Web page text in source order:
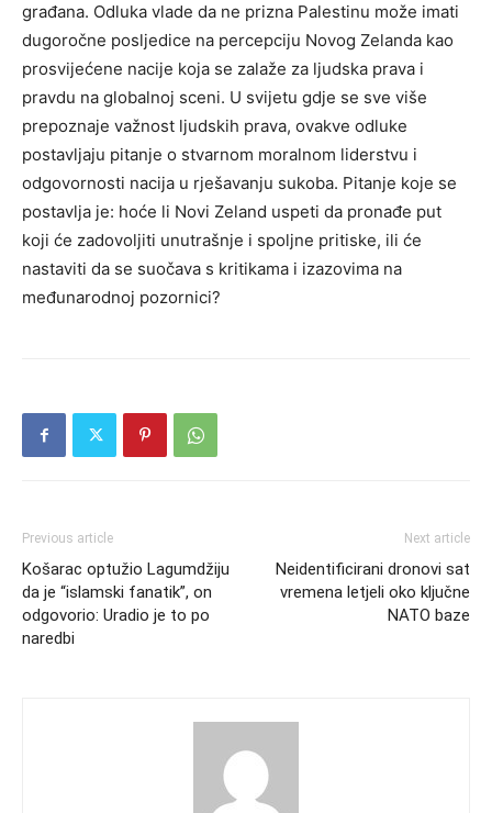
građana. Odluka vlade da ne prizna Palestinu može imati
dugoročne posljedice na percepciju Novog Zelanda kao
prosvijećene nacije koja se zalaže za ljudska prava i
pravdu na globalnoj sceni. U svijetu gdje se sve više
prepoznaje važnost ljudskih prava, ovakve odluke
postavljaju pitanje o stvarnom moralnom liderstvu i
odgovornosti nacija u rješavanju sukoba. Pitanje koje se
postavlja je: hoće li Novi Zeland uspeti da pronađe put
koji će zadovoljiti unutrašnje i spoljne pritiske, ili će
nastaviti da se suočava s kritikama i izazovima na
međunarodnoj pozornici?
Previous article
Košarac optužio Lagumdžiju
da je “islamski fanatik”, on
odgovorio: Uradio je to po
naredbi
Next article
Neidentificirani dronovi sat
vremena letjeli oko ključne
NATO baze